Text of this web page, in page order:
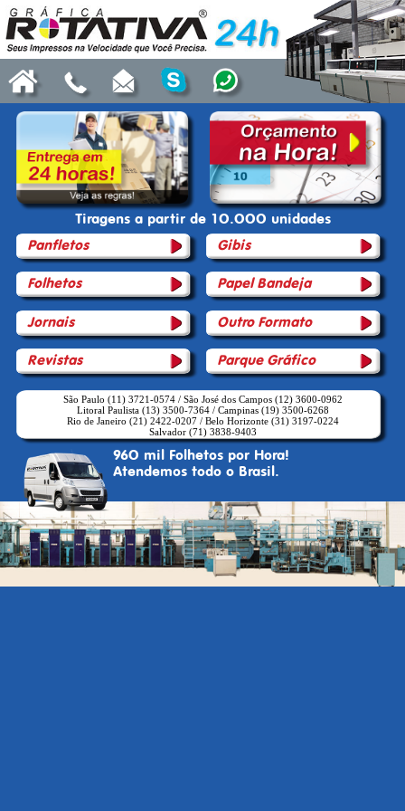
Tiragens a partir de 1O.OOO unidades
Panfletos
Folhetos
Jornais
Revistas
Gibis
Papel Bandeja
Outro Formato
Parque Gráfico
São Paulo (11) 3721-0574/ São José dos Campos (12) 3600-0962
Litoral Paulista (13) 3500-7364/ Campinas (19) 3500-6268
Rio de Janeiro (21) 2422-0207/ Belo Horizonte (31) 3197-0224
Salvador (71) 3838-9403
96O mil Folhetos por Hora!
Atendemos todo o Brasil.